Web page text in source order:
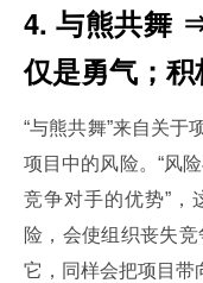
4. 与熊共舞
仅是勇气；
“与熊共舞”来自关于
项目中的风险。“风
竞争对手的优势”，
险，会使组织丧失
它，同样会把项目带